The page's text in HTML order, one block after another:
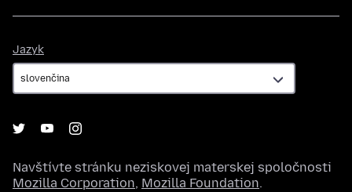
Jazyk
Navštívte stránku neziskovej materskej spoločnosti
Mozilla Corporation, Mozilla Foundation.